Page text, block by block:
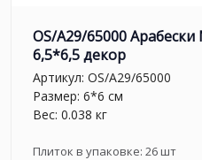
OS/A29/65000
6,5*6,5 декор
Артикул: OS/A29/65000
Размер: 6*6 см
Вес: 0.038 кг
Плиток в упаковке: 26шт